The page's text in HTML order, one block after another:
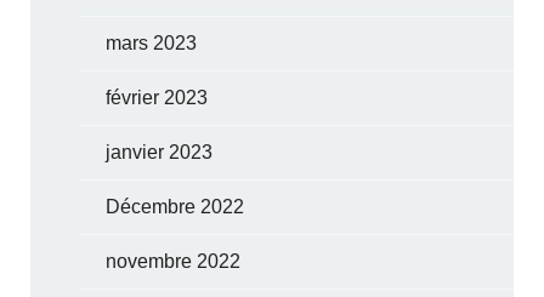
mars 2023
février 2023
janvier 2023
Décembre 2022
novembre 2022